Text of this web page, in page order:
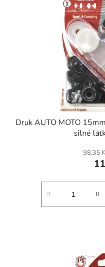
Druk AUTO MOTO
silné
98,35